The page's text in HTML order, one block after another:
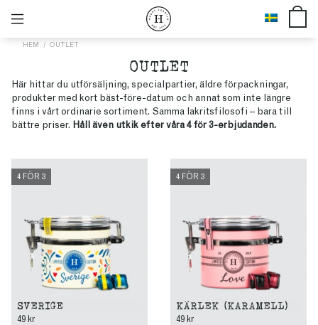
HEM OUTLET
OUTLET
Här hittar du utförsäljning, specialpartier, äldre förpackningar,
produkter med kort bäst-före-datum och annat som inte längre
finns i vårt ordinarie sortiment. Samma lakritsfilosofi – bara till
bättre priser. Håll även utkik efter våra 4 för 3-erbjudanden.
4 FÖR 3
SVERIGE
49 kr
4 FÖR 3
KÄRLEK (KARAMELL)
49 kr